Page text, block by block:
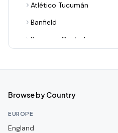
Atlético Tucumán
Banfield
Barracas Central
Central Córdoba
Colón
Browse by Country
EUROPE
England